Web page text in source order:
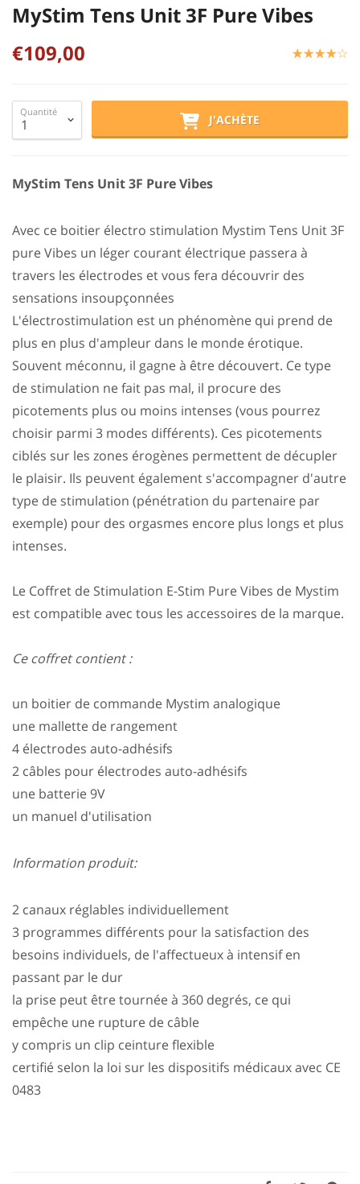
MyStim Tens Unit 3F Pure Vibes
€109,00
☆☆☆☆☆
★★★★★
Quantité
J'ACHÈTE
MyStim Tens Unit 3F Pure Vibes
Avec ce boitier électro stimulation Mystim Tens Unit 3F
pure Vibes un léger courant électrique passera à
travers les électrodes et vous fera découvrir des
sensations insoupçonnées
L'électrostimulation est un phénomène qui prend de
plus en plus d'ampleur dans le monde érotique.
Souvent méconnu, il gagne à être découvert. Ce type
de stimulation ne fait pas mal, il procure des
picotements plus ou moins intenses (vous pourrez
choisir parmi 3 modes différents). Ces picotements
ciblés sur les zones érogènes permettent de décupler
le plaisir. Ils peuvent également s'accompagner d'autre
type de stimulation (pénétration du partenaire par
exemple) pour des orgasmes encore plus longs et plus
intenses.
Le Coffret de Stimulation E-Stim Pure Vibes de Mystim
est compatible avec tous les accessoires de la marque.
Ce coffret contient :
un boitier de commande Mystim analogique
une mallette de rangement
4 électrodes auto-adhésifs
2 câbles pour électrodes auto-adhésifs
une batterie 9V
un manuel d'utilisation
Information produit:
2 canaux réglables individuellement
3 programmes différents pour la satisfaction des
besoins individuels, de l'affectueux à intensif en
passant par le dur
la prise peut être tournée à 360 degrés, ce qui
empêche une rupture de câble
y compris un clip ceinture flexible
certifié selon la loi sur les dispositifs médicaux avec CE
0483